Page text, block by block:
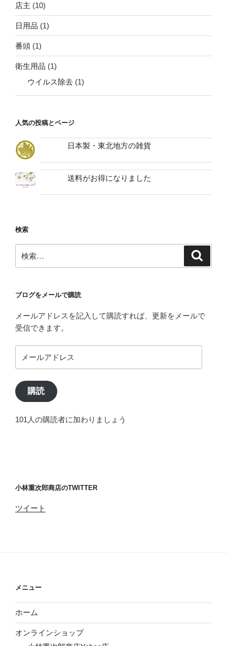
店主 (10)
日用品 (1)
番頭 (1)
衛生用品 (1)
ウイルス除去 (1)
人気の投稿とページ
日本製・東北地方の雑貨
送料がお得になりました
検索
索:
ブログをメールで購読
メールアドレスを記入して購読すれば、更新をメールで
受信できます。
ー
ア
ド
ス
購読
101人の購読者に加わりましょう
小林重次郎商店のTWITTER
ツイート
メニュー
ホーム
オンラインショップ